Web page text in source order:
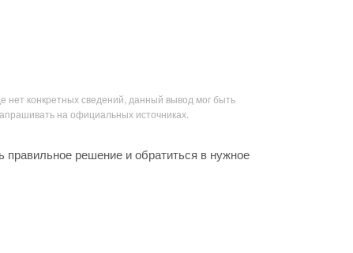
нет конкретных сведений, данный вывод мог быть
на официальных источниках.
решение и обратиться в нужное